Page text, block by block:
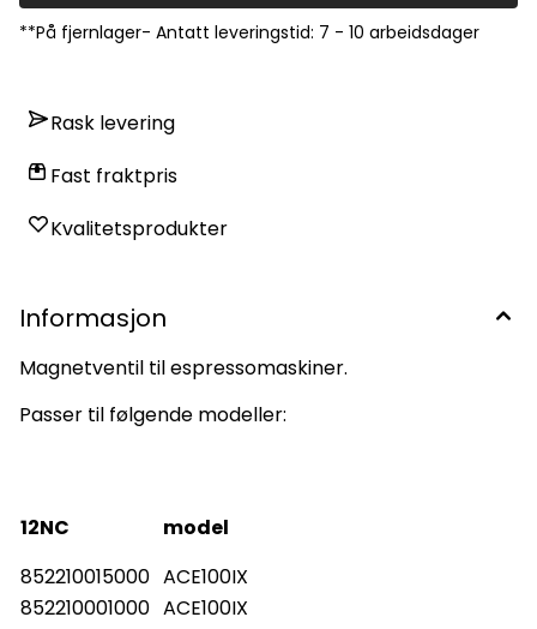
851370001002 KSCX 3610 IX 852210015002 ACE 100 IX
852210201100 ACE 102 IXL 852210201101 ACE 102 IXL
**På fjernlager- Antatt leveringstid: 7 - 10 arbeidsdager
Rask levering
Fast fraktpris
Kvalitetsprodukter
Informasjon
Magnetventil til espressomaskiner.
Passer til følgende modeller:
12NC
model
852210015000 ACE100IX
852210001000 ACE100IX